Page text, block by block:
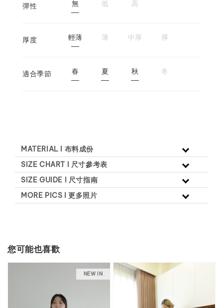
彈性 無 低 高
厚度 輕薄 薄 中厚 厚
適合季節 春 夏 秋 冬
MATERIAL l 布料成份
SIZE CHART l 尺寸參考表
SIZE GUIDE l 尺寸指南
MORE PICS l 更多照片
您可能也喜歡
NEW IN